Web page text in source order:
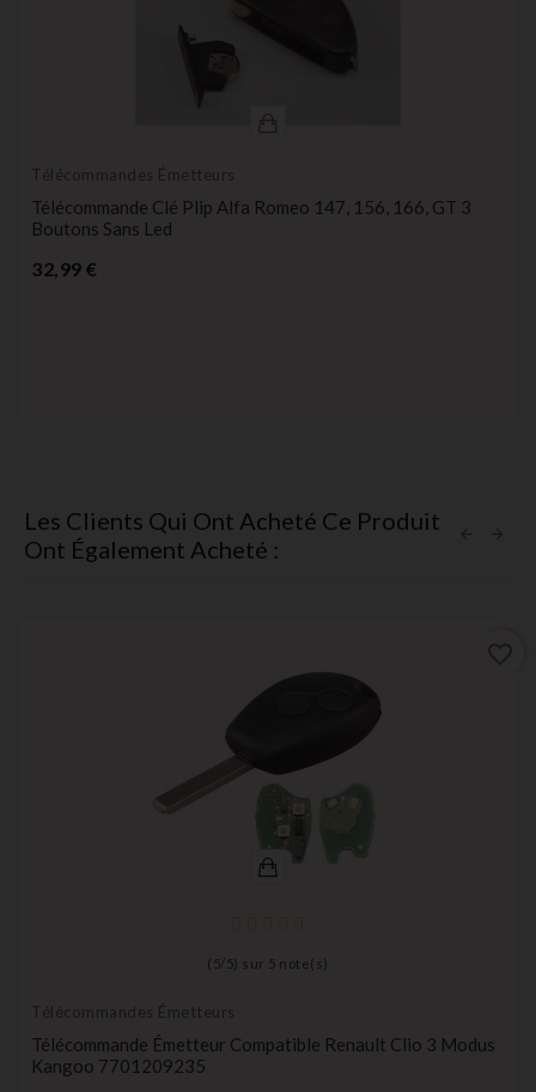
Télécommandes Émetteurs
Télécommande Clé Plip Alfa Romeo 147, 156, 166, GT 3
Boutons Sans Led
32,99 €
Les Clients Qui Ont Acheté Ce Produit
Ont Également Acheté :
( 5/ 5) sur 5 note(s)
Télécommandes Émetteurs
Télécommande Émetteur Compatible Renault Clio 3 Modus
Kangoo 7701209235